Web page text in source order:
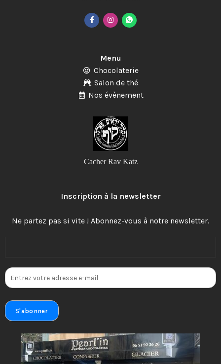
Menu
Chocolaterie
Salon de thé
Nos évènement
Cacher Rav Katz
Inscription à la newsletter
Ne partez pas si vite ! Abonnez-vous à notre newsletter.